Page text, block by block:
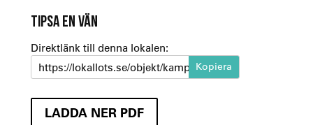
TIPSA EN VÄN
Direktlänk till denna lokalen:
https://lokallots.se/objekt/kampegatan-4
LADDA NER PDF